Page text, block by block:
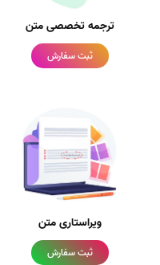
ترجمه تخصصی متن
ثبت سفارش
ویراستاری متن
ثبت سفارش